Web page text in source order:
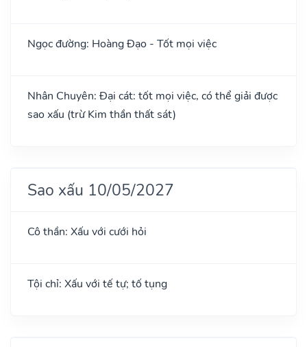
Ngọc đường: Hoàng Đạo - Tốt mọi việc
Nhân Chuyên: Đại cát: tốt mọi việc, có thể giải được
sao xấu (trừ Kim thần thất sát)
Sao xấu 10/05/2027
Cô thần: Xấu với cưới hỏi
Tội chỉ: Xấu với tế tự; tố tụng